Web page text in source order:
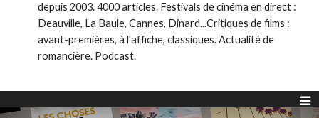
depuis 2003. 4000 articles. Festivals de cinéma en direct :
Deauville, La Baule, Cannes, Dinard...Critiques de films :
avant-premières, à l'affiche, classiques. Actualité de
romancière. Podcast.